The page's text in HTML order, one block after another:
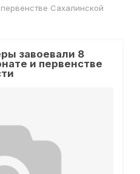
Сахалинской
завоевали 8
и первенстве